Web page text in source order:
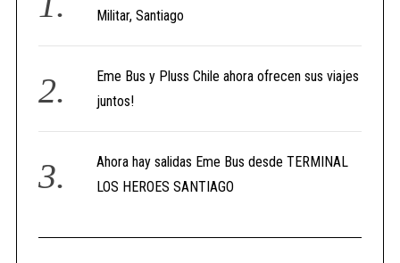
Militar, Santiago
Eme Bus y Pluss Chile ahora ofrecen sus viajes
juntos!
Ahora hay salidas Eme Bus desde TERMINAL
LOS HEROES SANTIAGO